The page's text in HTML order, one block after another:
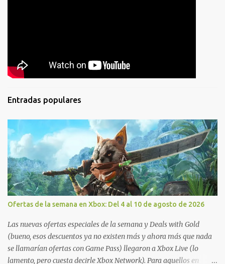
Entradas populares
Ofertas de la semana en Xbox: Del 4 al 10 de agosto de 2026
Las nuevas ofertas especiales de la semana y Deals with Gold
(bueno, esos descuentos ya no existen más y ahora más que nada
se llamarían ofertas con Game Pass) llegaron a Xbox Live (lo
lamento, pero cuesta decirle Xbox Network). Para aquellos en